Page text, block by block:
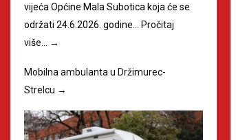
MALA
Općina Mala Subotica među
prvima u Hrvatskoj uključuje
vijeća Općine Mala Subotica koja će se
održati 24.6.2026. godine… Pročitaj
više…
→
Mobilna ambulanta u Držimurec-
Strelcu →